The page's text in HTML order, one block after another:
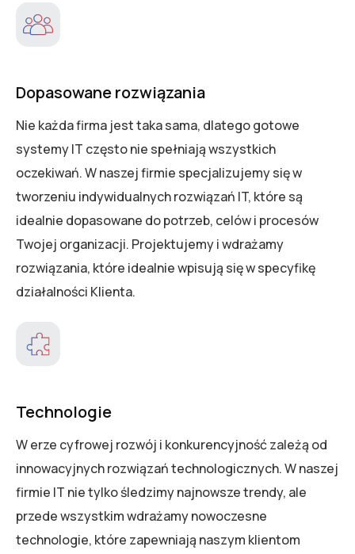
Dopasowane rozwiązania
Nie każda firma jest taka sama, dlatego gotowe
systemy IT często nie spełniają wszystkich
oczekiwań. W naszej firmie specjalizujemy się w
tworzeniu indywidualnych rozwiązań IT, które są
idealnie dopasowane do potrzeb, celów i procesów
Twojej organizacji. Projektujemy i wdrażamy
rozwiązania, które idealnie wpisują się w specyfikę
działalności Klienta.
Technologie
W erze cyfrowej rozwój i konkurencyjność zależą od
innowacyjnych rozwiązań technologicznych. W naszej
firmie IT nie tylko śledzimy najnowsze trendy, ale
przede wszystkim wdrażamy nowoczesne
technologie, które zapewniają naszym klientom